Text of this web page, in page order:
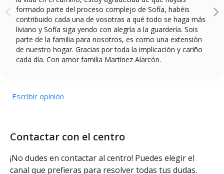
formado parte del proceso complejo de Sofía, habéis
contribuido cada una de vosotras a qué todo se haga más
liviano y Sofía siga yendo con alegría a la guardería. Sois
parte de la familia para nosotros, es como una extensión
de nuestro hogar. Gracias por toda la implicación y cariño
cada día. Con amor familia Martínez Alarcón.
Escribir opinión
Contactar con el centro
¡No dudes en contactar al centro! Puedes elegir el
canal que prefieras para resolver todas tus dudas.